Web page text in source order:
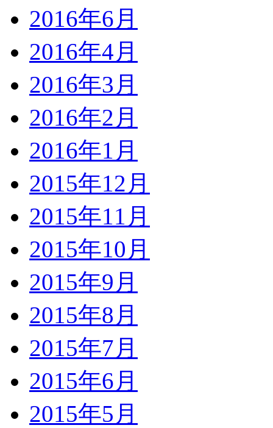
2016年6月
2016年4月
2016年3月
2016年2月
2016年1月
2015年12月
2015年11月
2015年10月
2015年9月
2015年8月
2015年7月
2015年6月
2015年5月